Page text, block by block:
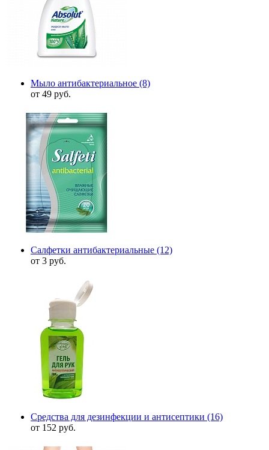
Мыло антибактериальное (8)
от 49 руб.
Салфетки антибактериальные (12)
от 3 руб.
Средства для дезинфекции и антисептики (16)
от 152 руб.